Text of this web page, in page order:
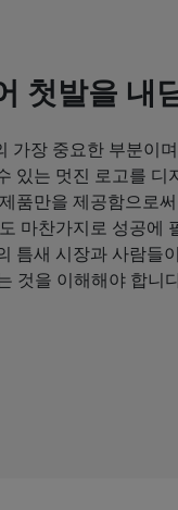
첫발을 내
가장 중요한 부분이
있는 멋진 로고를 디
품만을 제공함으로
마찬가지로 성공에
틈새 시장과 사람들
것을 이해해야 합니